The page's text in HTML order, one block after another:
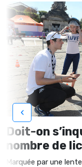
Doit-on
nombre de
Marquée par une
‹